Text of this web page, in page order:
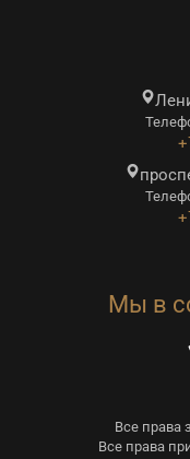
Мы в
Все права
Все права